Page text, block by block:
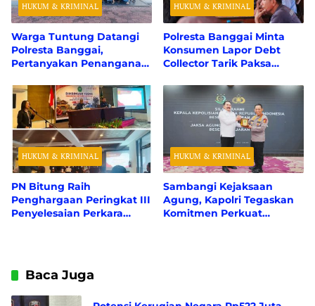
HUKUM & KRIMINAL
Warga Tuntung Datangi
Polresta Banggai,
Pertanyakan Penanganan
APBDes
HUKUM & KRIMINAL
Polresta Banggai Minta
Konsumen Lapor Debt
Collector Tarik Paksa
Sertifikat Jaminan Fidusia
HUKUM & KRIMINAL
PN Bitung Raih
Penghargaan Peringkat III
Penyelesaian Perkara
HUKUM & KRIMINAL
Sambangi Kejaksaan
Agung, Kapolri Tegaskan
Komitmen Perkuat
Baca Juga